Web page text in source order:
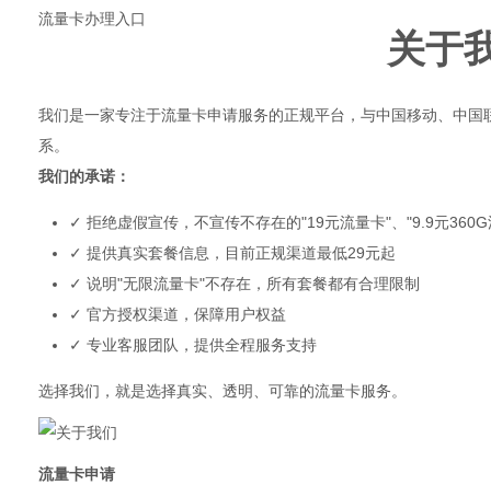
流量卡办理入口
关于
我们是一家专注于流量卡申请服务的正规平台，与中国移动、中
系。
我们的承诺：
✓ 拒绝虚假宣传，不宣传不存在的"19元流量卡"、"9.9元360G
✓ 提供真实套餐信息，目前正规渠道最低29元起
✓ 说明"无限流量卡"不存在，所有套餐都有合理限制
✓ 官方授权渠道，保障用户权益
✓ 专业客服团队，提供全程服务支持
选择我们，就是选择真实、透明、可靠的流量卡服务。
流量卡申请